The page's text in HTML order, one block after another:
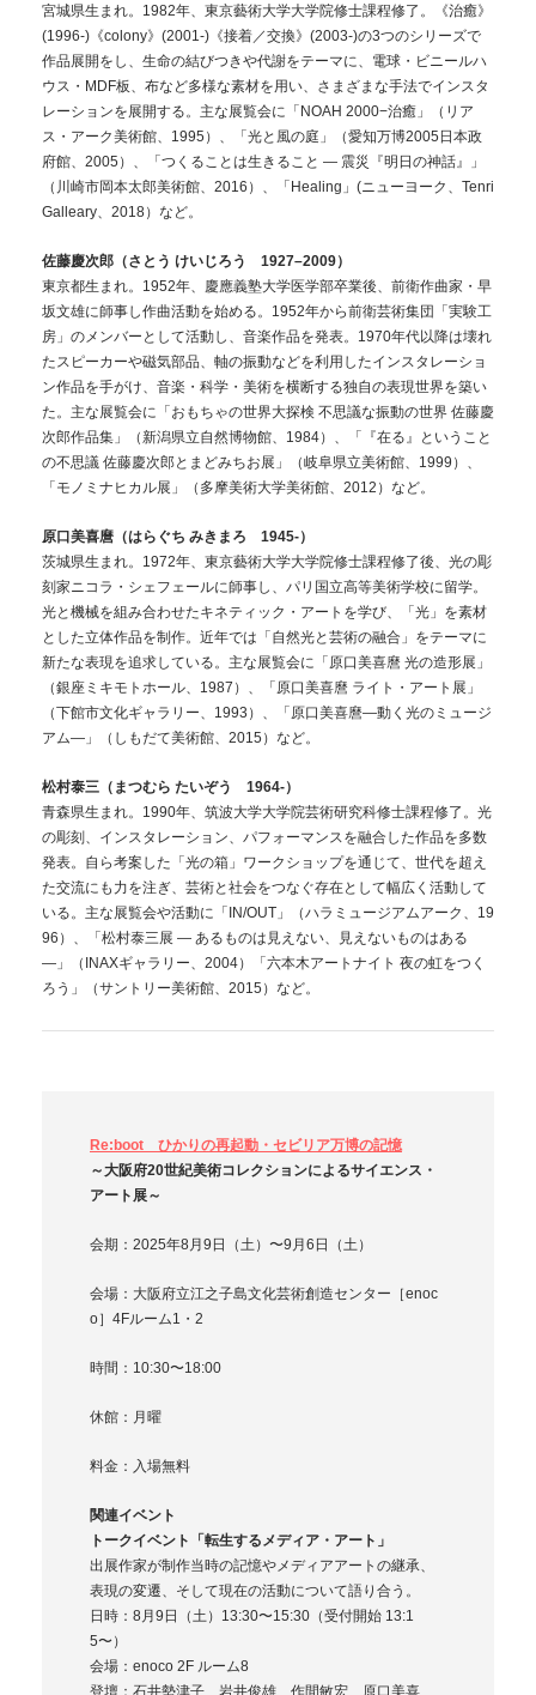
宮城県生まれ。1982年、東京藝術大学大学院修士課程修了。《治癒》
(1996-)《colony》(2001-)《接着／交換》(2003-)の3つのシリーズで
作品展開をし、生命の結びつきや代謝をテーマに、電球・ビニールハ
ウス・MDF板、布など多様な素材を用い、さまざまな手法でインスタ
レーションを展開する。主な展覧会に「NOAH 2000−治癒」（リア
ス・アーク美術館、1995）、「光と風の庭」（愛知万博2005日本政
府館、2005）、「つくることは生きること ― 震災『明日の神話』」
（川崎市岡本太郎美術館、2016）、「Healing」(ニューヨーク、Tenri
Galleary、2018）など。
佐藤慶次郎（さとう けいじろう 1927–2009）
東京都生まれ。1952年、慶應義塾大学医学部卒業後、前衛作曲家・早
坂文雄に師事し作曲活動を始める。1952年から前衛芸術集団「実験工
房」のメンバーとして活動し、音楽作品を発表。1970年代以降は壊れ
たスピーカーや磁気部品、軸の振動などを利用したインスタレーショ
ン作品を手がけ、音楽・科学・美術を横断する独自の表現世界を築い
た。主な展覧会に「おもちゃの世界大探検 不思議な振動の世界 佐藤慶
次郎作品集」（新潟県立自然博物館、1984）、「『在る』ということ
の不思議 佐藤慶次郎とまどみちお展」（岐阜県立美術館、1999）、
「モノミナヒカル展」（多摩美術大学美術館、2012）など。
原口美喜麿（はらぐち みきまろ 1945-）
茨城県生まれ。1972年、東京藝術大学大学院修士課程修了後、光の彫
刻家ニコラ・シェフェールに師事し、パリ国立高等美術学校に留学。
光と機械を組み合わせたキネティック・アートを学び、「光」を素材
とした立体作品を制作。近年では「自然光と芸術の融合」をテーマに
新たな表現を追求している。主な展覧会に「原口美喜麿 光の造形展」
（銀座ミキモトホール、1987）、「原口美喜麿 ライト・アート展」
（下館市文化ギャラリー、1993）、「原口美喜麿―動く光のミュージ
アム―」（しもだて美術館、2015）など。
松村泰三（まつむら たいぞう 1964-）
青森県生まれ。1990年、筑波大学大学院芸術研究科修士課程修了。光
の彫刻、インスタレーション、パフォーマンスを融合した作品を多数
発表。自ら考案した「光の箱」ワークショップを通じて、世代を超え
た交流にも力を注ぎ、芸術と社会をつなぐ存在として幅広く活動して
いる。主な展覧会や活動に「IN/OUT」（ハラミュージアムアーク、19
96）、「松村泰三展 ― あるものは⾒えない、⾒えないものはある
―」（INAXギャラリー、2004）「六本⽊アートナイト 夜の虹をつく
ろう」（サントリー美術館、2015）など。
Re:boot ひかりの再起動・セビリア万博の記憶
～大阪府20世紀美術コレクションによるサイエンス・
アート展～
会期：2025年8月9日（土）〜9月6日（土）
会場：大阪府立江之子島文化芸術創造センター［enoc
o］4Fルーム1・2
時間：10:30〜18:00
休館：月曜
料金：入場無料
関連イベント
トークイベント「転生するメディア・アート」
出展作家が制作当時の記憶やメディアアートの継承、
表現の変遷、そして現在の活動について語り合う。
日時：8月9日（土）13:30〜15:30（受付開始 13:1
5〜）
会場：enoco 2F ルーム8
登壇：石井勢津子、岩井俊雄、作間敏宏、原口美喜